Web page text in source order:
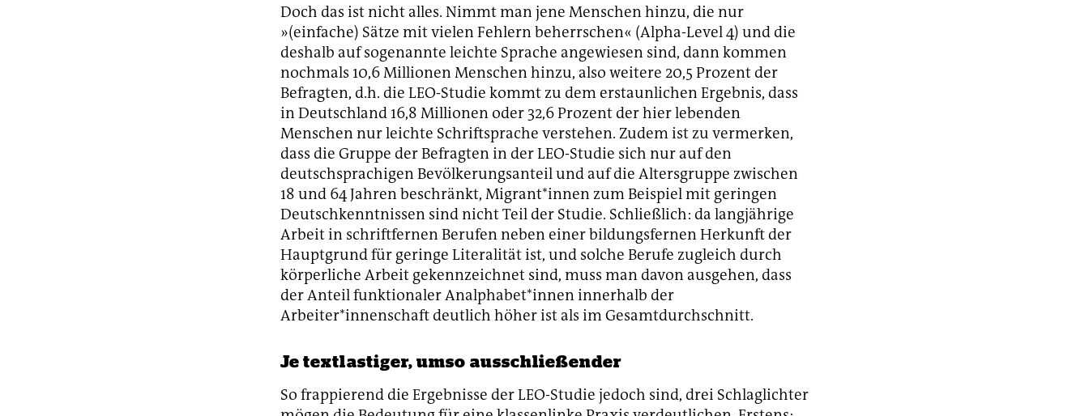
Doch das ist nicht alles. Nimmt man jene Menschen hinzu, die nur
»(einfache) Sätze mit vielen Fehlern beherrschen« (Alpha-Level 4) und die
deshalb auf sogenannte leichte Sprache angewiesen sind, dann kommen
nochmals 10,6 Millionen Menschen hinzu, also weitere 20,5 Prozent der
Befragten, d.h. die LEO-Studie kommt zu dem erstaunlichen Ergebnis, dass
in Deutschland 16,8 Millionen oder 32,6 Prozent der hier lebenden
Menschen nur leichte Schriftsprache verstehen. Zudem ist zu vermerken,
dass die Gruppe der Befragten in der LEO-Studie sich nur auf den
deutschsprachigen Bevölkerungsanteil und auf die Altersgruppe zwischen
18 und 64 Jahren beschränkt, Migrant*innen zum Beispiel mit geringen
Deutschkenntnissen sind nicht Teil der Studie. Schließlich: da langjährige
Arbeit in schriftfernen Berufen neben einer bildungsfernen Herkunft der
Hauptgrund für geringe Literalität ist, und solche Berufe zugleich durch
körperliche Arbeit gekennzeichnet sind, muss man davon ausgehen, dass
der Anteil funktionaler Analphabet*innen innerhalb der
Arbeiter*innenschaft deutlich höher ist als im Gesamtdurchschnitt.
Je textlastiger, umso ausschließender
So frappierend die Ergebnisse der LEO-Studie jedoch sind, drei Schlaglichter